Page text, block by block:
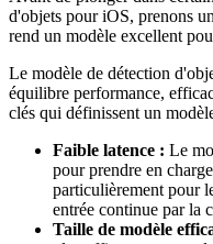
d'objets pour iOS, prenons
rend un modèle excellent
Le modèle de détection
équilibre performance,
clés qui définissent un
Faible latence : Le
pour prendre en
particulièrement pour
entrée continue par la
Taille de modèle